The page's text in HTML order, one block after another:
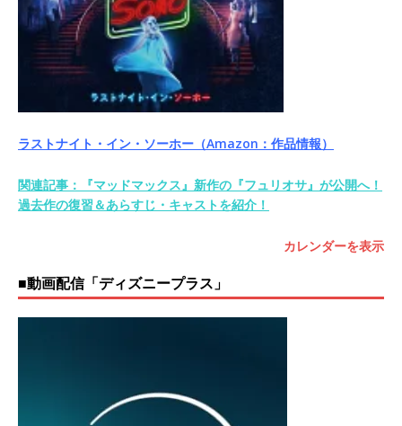
ラストナイト・イン・ソーホー（Amazon：作品情報）
関連記事：『マッドマックス』新作の『フュリオサ』が公開へ！
過去作の復習＆あらすじ・キャストを紹介！
カレンダーを表示
■動画配信「ディズニープラス」